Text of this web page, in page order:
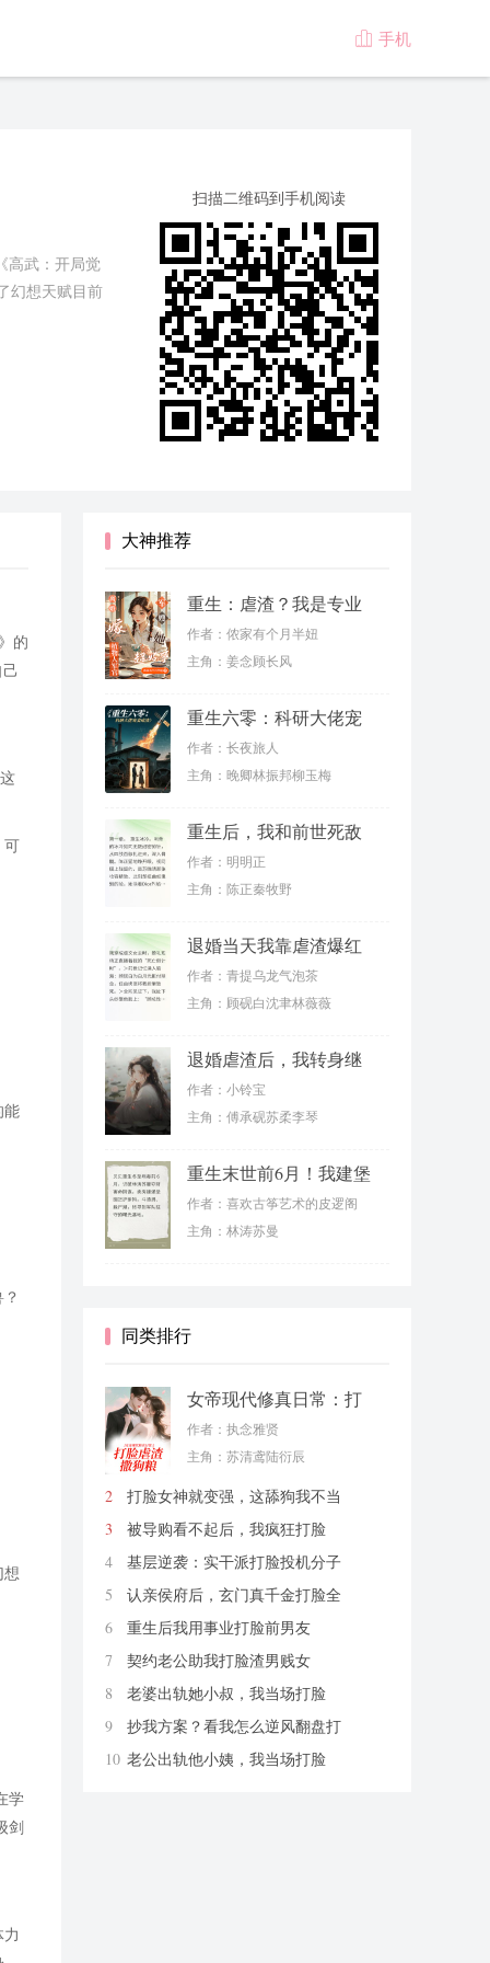
 手机
高武：开局觉
幻想天赋目前
扫描二维码到手机阅读
的
可
能
想
学
剑
大神推荐
重生：虐渣？我是专业
的
作者：侬家有个月半妞
主角：姜念顾长风
重生六零：科研大佬宠
妻虐渣
作者：长夜旅人
主角：晚卿林振邦柳玉梅
重生后，我和前世死敌
联手虐渣
作者：明明正
主角：陈正秦牧野
退婚当天我靠虐渣爆红
了
作者：青提乌龙气泡茶
主角：顾砚白沈聿林薇薇
退婚虐渣后，我转身继
承千亿家产
作者：小铃宝
主角：傅承砚苏柔李琴
重生末世前6月！我建堡
垒虐渣男
作者：喜欢古筝艺术的皮逻阁
主角：林涛苏曼
同类排行
女帝现代修真日常：打
脸虐渣撒狗粮
作者：执念雅贤
主角：苏清鸢陆衍辰
2
打脸女神就变强，这舔狗我不当
了
爱你老ma
3 被导购看不起后，我疯狂打脸
柚紫汁
4 基层逆袭：实干派打脸投机分子
炭烤切糕
5
认亲侯府后，玄门真千金打脸全
京城
烟幼
6 重生后我用事业打脸前男友
财神爷保佑我发大财哦
7 契约老公助我打脸渣男贱女
无花带雨
8 老婆出轨她小叔，我当场打脸
匿名
9
抄我方案？看我怎么逆风翻盘打
脸
思远方圆
10 老公出轨他小姨，我当场打脸